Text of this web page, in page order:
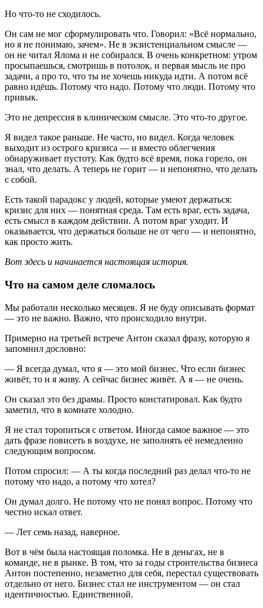
Но что-то не сходилось.
Он сам не мог сформулировать что. Говорил: «Всё нормально,
но я не понимаю, зачем». Не в экзистенциальном смысле —
он не читал Ялома и не собирался. В очень конкретном: утром
просыпаешься, смотришь в потолок, и первая мысль не про
задачи, а про то, что ты не хочешь никуда идти. А потом всё
равно идёшь. Потому что надо. Потому что люди. Потому что
привык.
Это не депрессия в клиническом смысле. Это что-то другое.
Я видел такое раньше. Не часто, но видел. Когда человек
выходит из острого кризиса — и вместо облегчения
обнаруживает пустоту. Как будто всё время, пока горело, он
знал, что делать. А теперь не горит — и непонятно, что делать
с собой.
Есть такой парадокс у людей, которые умеют держаться:
кризис для них — понятная среда. Там есть враг, есть задача,
есть смысл в каждом действии. А потом враг уходит. И
оказывается, что держаться больше не от чего — и непонятно,
как просто жить.
Вот здесь и начинается настоящая история.
Что на самом деле сломалось
Мы работали несколько месяцев. Я не буду описывать формат
— это не важно. Важно, что происходило внутри.
Примерно на третьей встрече Антон сказал фразу, которую я
запомнил дословно:
— Я всегда думал, что я — это мой бизнес. Что если бизнес
живёт, то и я живу. А сейчас бизнес живёт. А я — не очень.
Он сказал это без драмы. Просто констатировал. Как будто
заметил, что в комнате холодно.
Я не стал торопиться с ответом. Иногда самое важное — это
дать фразе повисеть в воздухе, не заполнять её немедленно
следующим вопросом.
Потом спросил: — А ты когда последний раз делал что-то не
потому что надо, а потому что хотел?
Он думал долго. Не потому что не понял вопрос. Потому что
честно искал ответ.
— Лет семь назад, наверное.
Вот в чём была настоящая поломка. Не в деньгах, не в
команде, не в рынке. В том, что за годы строительства бизнеса
Антон постепенно, незаметно для себя, перестал существовать
отдельно от него. Бизнес стал не инструментом — он стал
идентичностью. Единственной.